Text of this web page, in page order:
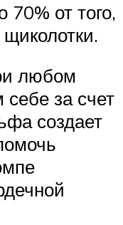
70% от того,
любом
за счет
создает